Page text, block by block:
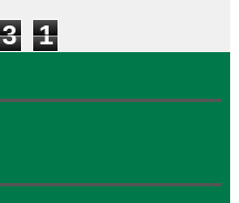
3 1